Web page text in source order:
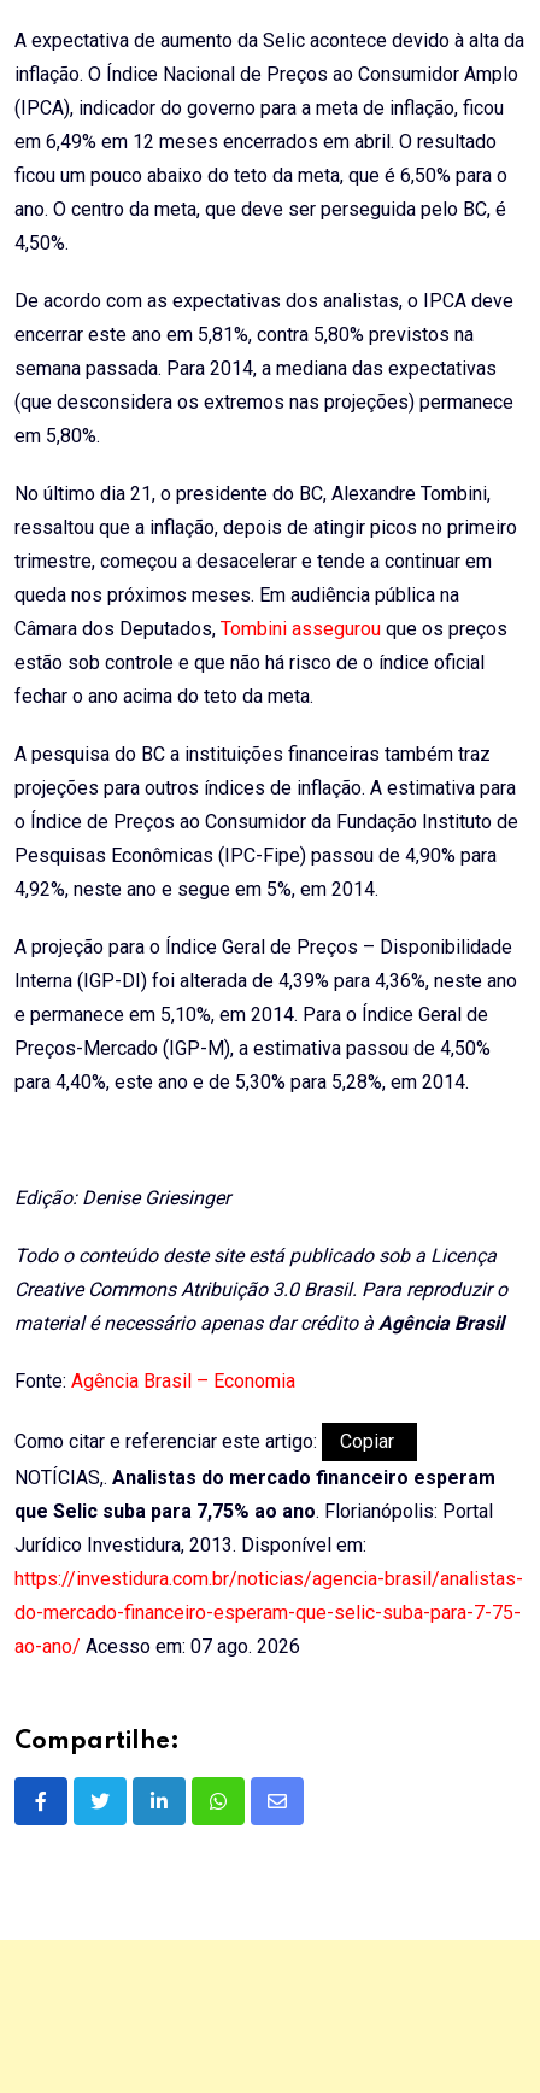
A expectativa de aumento da Selic acontece devido à alta da
inflação. O Índice Nacional de Preços ao Consumidor Amplo
(IPCA), indicador do governo para a meta de inflação, ficou
em 6,49% em 12 meses encerrados em abril. O resultado
ficou um pouco abaixo do teto da meta, que é 6,50% para o
ano. O centro da meta, que deve ser perseguida pelo BC, é
4,50%.
De acordo com as expectativas dos analistas, o IPCA deve
encerrar este ano em 5,81%, contra 5,80% previstos na
semana passada. Para 2014, a mediana das expectativas
(que desconsidera os extremos nas projeções) permanece
em 5,80%.
No último dia 21, o presidente do BC, Alexandre Tombini,
ressaltou que a inflação, depois de atingir picos no primeiro
trimestre, começou a desacelerar e tende a continuar em
queda nos próximos meses. Em audiência pública na
Câmara dos Deputados, Tombini assegurou que os preços
estão sob controle e que não há risco de o índice oficial
fechar o ano acima do teto da meta.
A pesquisa do BC a instituições financeiras também traz
projeções para outros índices de inflação. A estimativa para
o Índice de Preços ao Consumidor da Fundação Instituto de
Pesquisas Econômicas (IPC-Fipe) passou de 4,90% para
4,92%, neste ano e segue em 5%, em 2014.
A projeção para o Índice Geral de Preços – Disponibilidade
Interna (IGP-DI) foi alterada de 4,39% para 4,36%, neste ano
e permanece em 5,10%, em 2014. Para o Índice Geral de
Preços-Mercado (IGP-M), a estimativa passou de 4,50%
para 4,40%, este ano e de 5,30% para 5,28%, em 2014.
Edição: Denise Griesinger
Todo o conteúdo deste site está publicado sob a Licença
Creative Commons Atribuição 3.0 Brasil. Para reproduzir o
material é necessário apenas dar crédito à Agência Brasil
Fonte: Agência Brasil – Economia
Como citar e referenciar este artigo:
Copiar
NOTÍCIAS,. Analistas do mercado financeiro esperam
que Selic suba para 7,75% ao ano. Florianópolis: Portal
Jurídico Investidura, 2013. Disponível em:
https://investidura.com.br/noticias/agencia-brasil/analistas-
do-mercado-financeiro-esperam-que-selic-suba-para-7-75-
ao-ano/ Acesso em: 07 ago. 2026
Compartilhe:
LinkedInWhatsappShare